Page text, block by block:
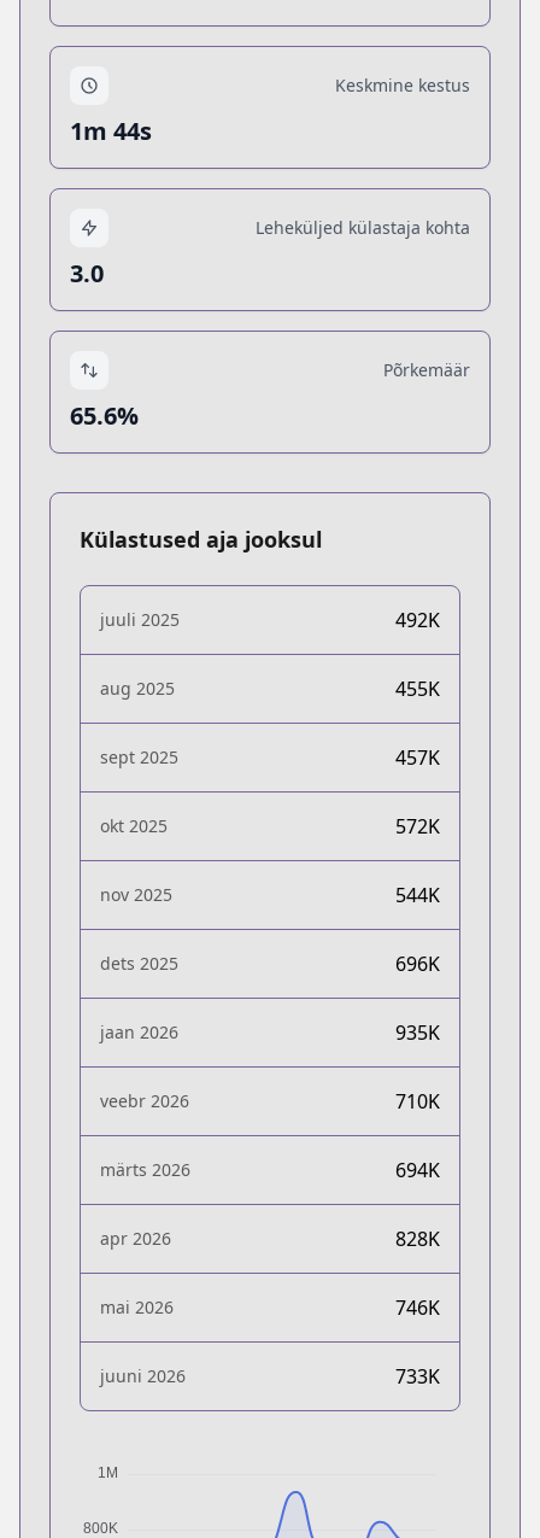
Keskmine kestus
1m 44s
Leheküljed külastaja kohta
3.0
Põrkemäär
65.6%
Külastused aja jooksul
juuli 2025 492K
aug 2025 455K
sept 2025 457K
okt 2025 572K
nov 2025 544K
dets 2025 696K
jaan 2026 935K
veebr 2026 710K
märts 2026 694K
apr 2026 828K
mai 2026 746K
juuni 2026 733K